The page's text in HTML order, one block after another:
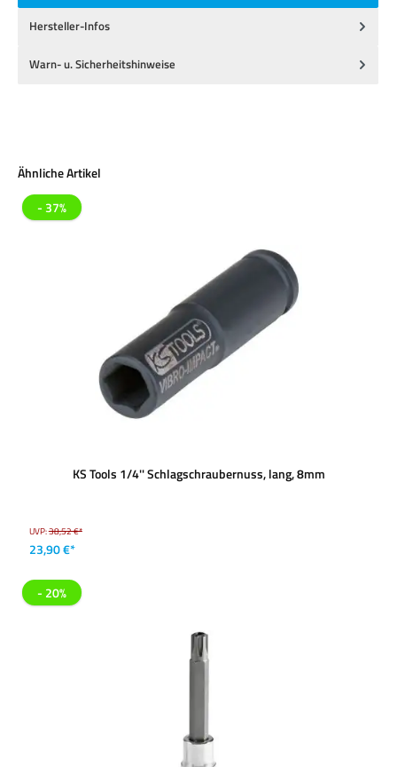
Hersteller-Infos
Warn- u. Sicherheitshinweise
Produktgalerie überspringen
Ähnliche Artikel
- 37%
KS Tools 1/4'' Schlagschraubernuss, lang, 8mm
UVP:38,52 €*
23,90 €*
- 20%